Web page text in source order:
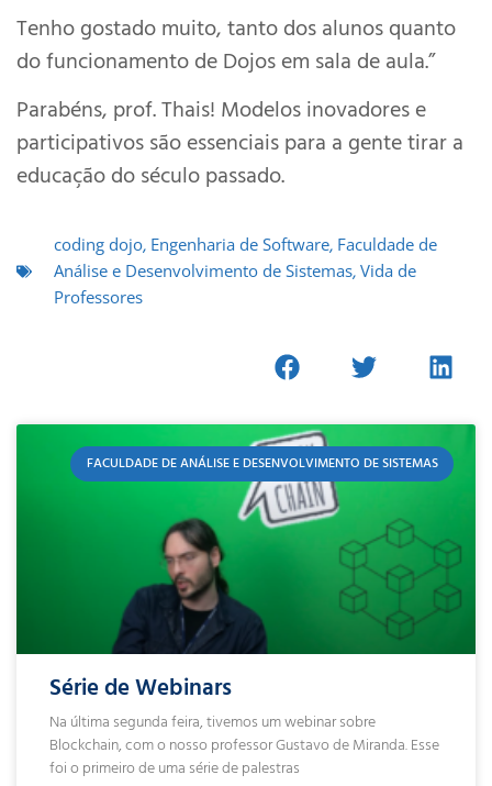
Tenho gostado muito, tanto dos alunos quanto
do funcionamento de Dojos em sala de aula.”
Parabéns, prof. Thais! Modelos inovadores e
participativos são essenciais para a gente tirar a
educação do século passado.
coding dojo, Engenharia de Software, Faculdade de
Análise e Desenvolvimento de Sistemas, Vida de
Professores
FACULDADE DE ANÁLISE E DESENVOLVIMENTO DE SISTEMAS
Série de Webinars
Na última segunda feira, tivemos um webinar sobre
Blockchain, com o nosso professor Gustavo de Miranda. Esse
foi o primeiro de uma série de palestras